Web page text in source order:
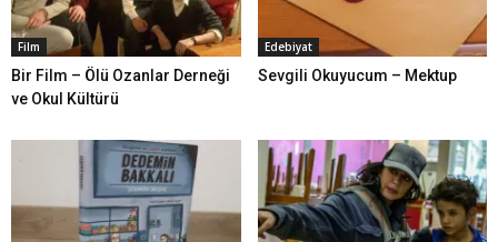
Film
Bir Film – Ölü Ozanlar Derneği
ve Okul Kültürü
Edebiyat
Sevgili Okuyucum – Mektup